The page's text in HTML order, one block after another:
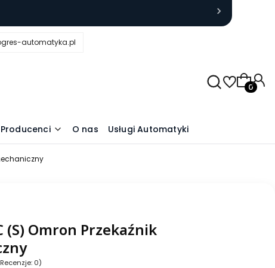
automatyka.pl
Producenci O nas Usługi Automatyki
(S) Omron Przekaźnik
0)